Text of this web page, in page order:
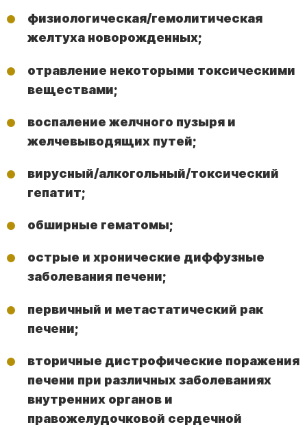
физиологическая/гемолитическая
желтуха новорожденных;
отравление некоторыми токсическими
веществами;
воспаление желчного пузыря и
желчевыводящих путей;
вирусный/алкогольный/токсический
гепатит;
обширные гематомы;
острые и хронические диффузные
заболевания печени;
первичный и метастатический рак
печени;
вторичные дистрофические поражения
печени при различных заболеваниях
внутренних органов и
правожелудочковой сердечной